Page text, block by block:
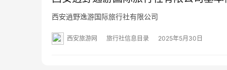
西安逍野逸游国际旅行社有限公司
西安旅游网 旅行社信息目录 2025年5月30日